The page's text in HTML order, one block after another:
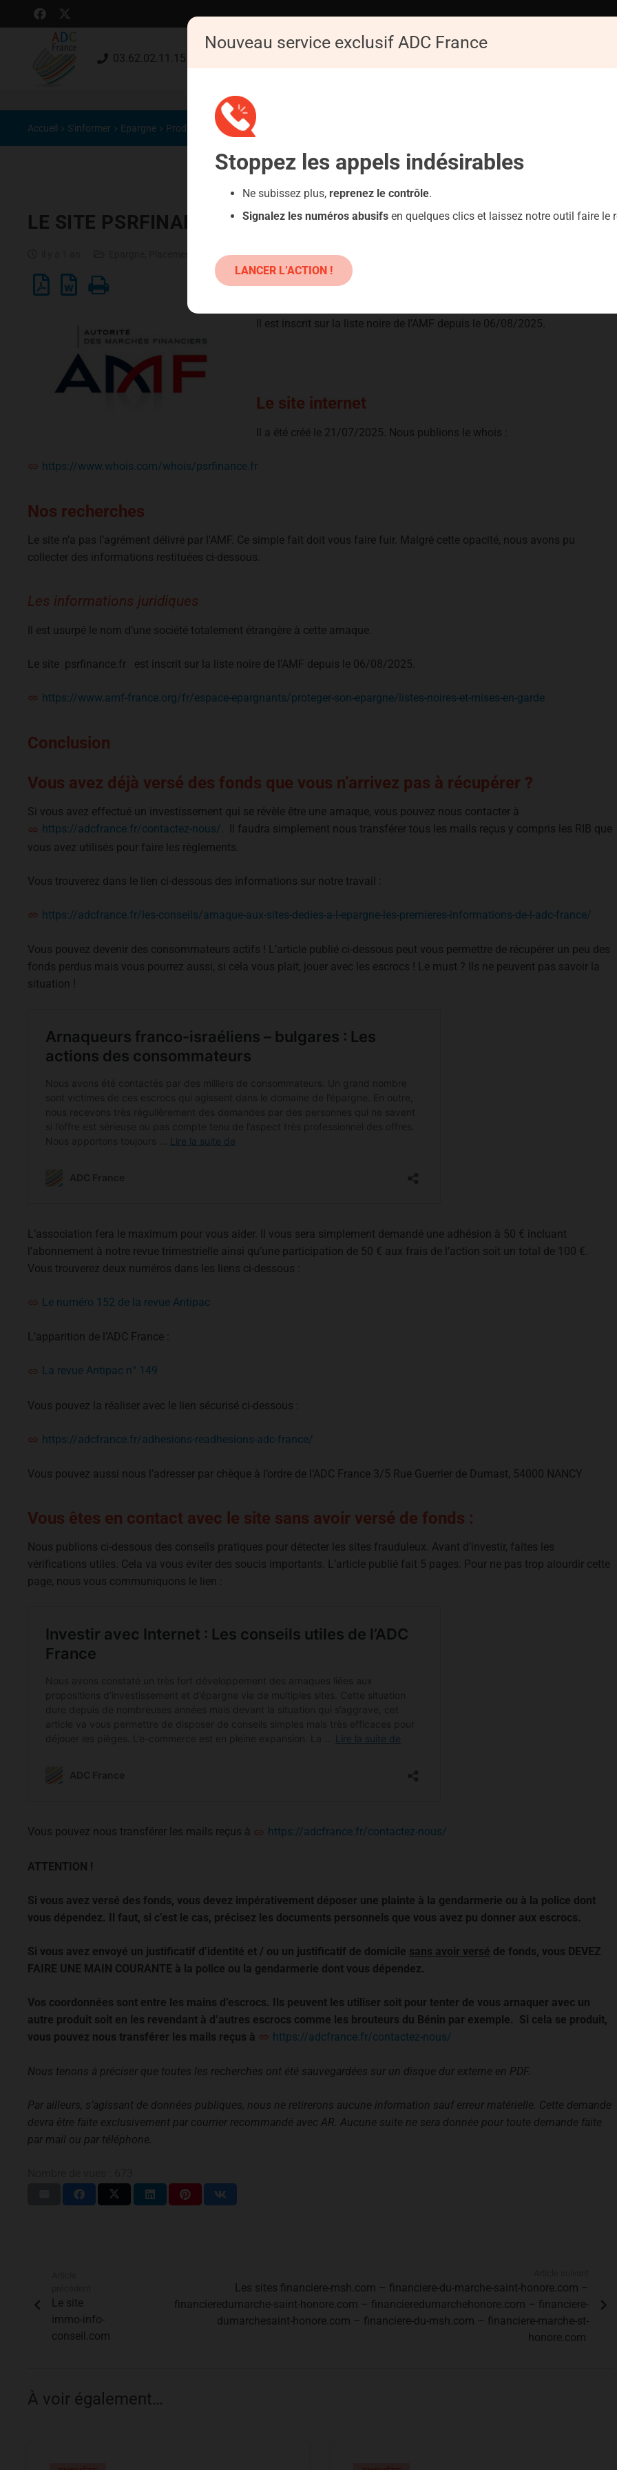
03.62.02.11.15 (gratuit)
Accueil S'informer Epargne Produits classiques : danger !
LE SITE PSRFINANCE.FR
Placements atypiques,Produits classiques : Danger !
Il est inscrit sur la liste noire de l’AMF depuis le 06/08/2025.
Le site internet
Il a été créé le 21/07/2025. Nous publions le whois :
https://www.whois.com/whois/psrfinance.fr
Nos recherches
Le site n’a pas l’agrément délivré par l’AMF. Ce simple fait doit vous faire fuir. Malgré cette opacité, nous avons pu
collecter des informations restituées ci-dessous.
Les informations juridiques
Il est usurpé le nom d’une société totalement étrangère à cette arnaque.
Le site psrfinance.fr est inscrit sur la liste noire de l’AMF depuis le 06/08/2025.
https://www.amf-france.org/fr/espace-epargnants/proteger-son-epargne/listes-noires-et-mises-en-garde
Conclusion
Vous avez déjà versé des fonds que vous n’arrivez pas à récupérer ?
Si vous avez effectué un investissement qui se révèle être une arnaque, vous pouvez nous contacter à
https://adcfrance.fr/contactez-nous/ . Il faudra simplement nous transférer tous les mails reçus y compris les RIB que
vous avez utilisés pour faire les règlements.
Vous trouverez dans le lien ci-dessous des informations sur notre travail :
https://adcfrance.fr/les-conseils/arnaque-aux-sites-dedies-a-l-epargne-les-premieres-informations-de-l-adc-france/
Vous pouvez devenir des consommateurs actifs ! L’article publié ci-dessous peut vous permettre de récupérer un peu des
fonds perdus mais vous pourrez aussi, si cela vous plait, jouer avec les escrocs ! Le must ? Ils ne peuvent pas savoir la
situation !
L’association fera le maximum pour vous aider. Il vous sera simplement demandé une adhésion à 50 € incluant
l’abonnement à notre revue trimestrielle ainsi qu’une participation de 50 € aux frais de l’action soit un total de 100 €.
Vous trouverez deux numéros dans les liens ci-dessous :
Le numéro 152 de la revue Antipac
L’apparition de l’ADC France :
La revue Antipac n° 149
Vous pouvez la réaliser avec le lien sécurisé ci-dessous :
https://adcfrance.fr/adhesions-readhesions-adc-france/
Vous pouvez aussi nous l’adresser par chèque à l’ordre de l’ADC France 3/5 Rue Guerrier de Dumast, 54000 NANCY
Vous êtes en contact avec le site sans avoir versé de fonds :
Nous publions ci-dessous des conseils pratiques pour détecter les sites frauduleux. Avant d’investir, faites les
vérifications utiles. Cela va vous éviter des soucis importants. L’article publié fait 5 pages. Pour ne pas trop alourdir cette
page, nous vous communiquons le lien :
Vous pouvez nous transférer les mails reçus à https://adcfrance.fr/contactez-nous/
ATTENTION !
Si vous avez versé des fonds, vous devez impérativement déposer une plainte à la gendarmerie ou à la police dont
vous dépendez. Il faut, si c’est le cas, précisez les documents personnels que vous avez pu donner aux escrocs.
Si vous avez envoyé un justificatif d’identité et / ou un justificatif de domicile sans avoir versé de fonds, vous DEVEZ
FAIRE UNE MAIN COURANTE à la police ou la gendarmerie dont vous dépendez.
Vos coordonnées sont entre les mains d’escrocs. Ils peuvent les utiliser soit pour tenter de vous arnaquer avec un
autre produit soit en les revendant à d’autres escrocs comme les brouteurs du Bénin par exemple. Si cela se produit,
vous pouvez nous transférer les mails reçus à
https://adcfrance.fr/contactez-nous/
Nous tenons à préciser que toutes les recherches ont été sauvegardées sur un disque dur externe en PDF.
Par ailleurs, s’agissant de données publiques, nous ne retirerons aucune information sauf erreur matérielle. Cette demande
devra être faite exclusivement par courrier recommandé avec AR. Aucune suite ne sera donnée pour toute demande faite
par mail ou par téléphone.
Le site
immo-info-
conseil.com
Les sites financiere-msh.com – financiere-du-marche-saint-honore.com –
financieredumarche-saint-honore.com – financieredumarchehonore.com – financiere-
dumarchesaint-honore.com – financiere-du-msh.com – financiere-marche-st-
honore.com
À voir également…
Nouveau service exclusif ADC France
Stoppez les appels indésirables
Ne subissez plus, reprenez le contrôle.
Signalez les numéros abusifs en quelques clics et laissez notre outil faire le
LANCER L’ACTION !